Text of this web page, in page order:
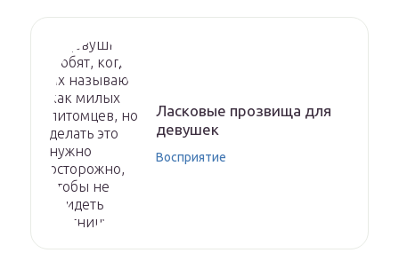
Ласковые прозвища для
девушек
Восприятие